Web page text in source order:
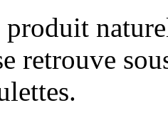
produit
retrouve